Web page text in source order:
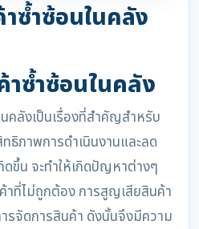
ซ้ำซ้อนในคลัง
ซ้ำซ้อนในคลัง
คลังเป็นเรื่องที่สำคัญสำหรับ
ธิภาพการดำเนินงานและลด
ขึ้น จะทำให้เกิดปัญหาต่างๆ
าที่ไม่ถูกต้อง การสูญเสียสินค้า
ารจัดการสินค้า ดังนั้นจึงมีความ